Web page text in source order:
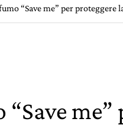
“Save me” per proteggere
me”